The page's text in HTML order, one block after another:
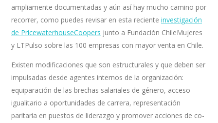
ampliamente documentadas y aún así hay mucho camino por
recorrer, como puedes revisar en esta reciente investigación
de PricewaterhouseCoopers junto a Fundación ChileMujeres
y LTPulso sobre las 100 empresas con mayor venta en Chile.
Existen modificaciones que son estructurales y que deben ser
impulsadas desde agentes internos de la organización:
equiparación de las brechas salariales de género, acceso
igualitario a oportunidades de carrera, representación
paritaria en puestos de liderazgo y promover acciones de co-